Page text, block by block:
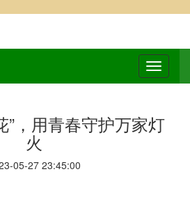
”，用青春守护万家灯
火
05-27 23:45:00